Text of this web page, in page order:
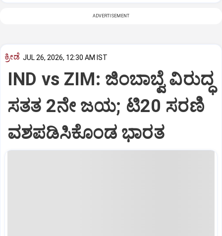
ADVERTISEMENT
ಕ್ರೀಡೆ JUL 26, 2026, 12:30 AM IST
IND vs ZIM: ಜಿಂಬಾಬ್ವೆ ವಿರುದ್ಧ
ಸತತ 2ನೇ ಜಯ; ಟಿ20 ಸರಣಿ
ವಶಪಡಿಸಿಕೊಂಡ ಭಾರತ